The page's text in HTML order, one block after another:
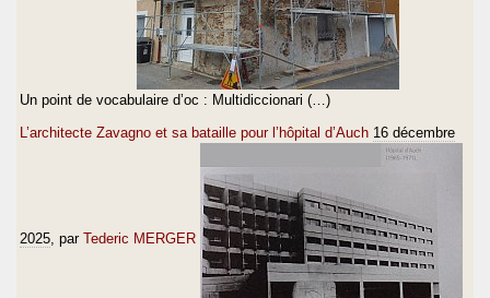
Un point de vocabulaire d’oc : Multidiccionari (…)
L’architecte Zavagno et sa bataille pour l’hôpital d’Auch 16 décembre
2025 , par Tederic MERGER